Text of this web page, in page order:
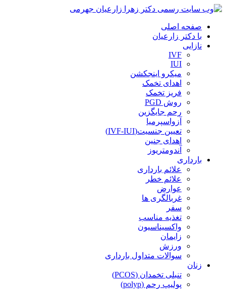
صفحه اصلی
با دکتر زارعیان
نازایی
IVF
IUI
میکرو اینجکشن
اهدای تخمک
فریز تخمک
روش PGD
رحم جایگزین
آزواسپرمیا
تعیین جنسیت(IVF-IUI)
اهدای جنین
آندومتریوز
بارداری
علائم بارداری
علائم خطر
عوارض
غربالگری ها
سفر
تغذیه مناسب
واکسیناسیون
زایمان
ورزش
سوالات متداول بارداری
زنان
تنبلی تخمدان (PCOS)
پولیپ رحم (polyp)